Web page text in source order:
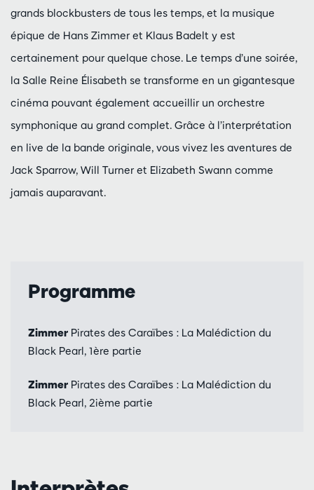
grands blockbusters de tous les temps, et la musique
épique de Hans Zimmer et Klaus Badelt y est
certainement pour quelque chose. Le temps d’une soirée,
la Salle Reine Élisabeth se transforme en un gigantesque
cinéma pouvant également accueillir un orchestre
symphonique au grand complet. Grâce à l’interprétation
en live de la bande originale, vous vivez les aventures de
Jack Sparrow, Will Turner et Elizabeth Swann comme
jamais auparavant.
Programme
Zimmer Pirates des Caraïbes : La Malédiction du
Black Pearl, 1ère partie
Zimmer Pirates des Caraïbes : La Malédiction du
Black Pearl, 2ième partie